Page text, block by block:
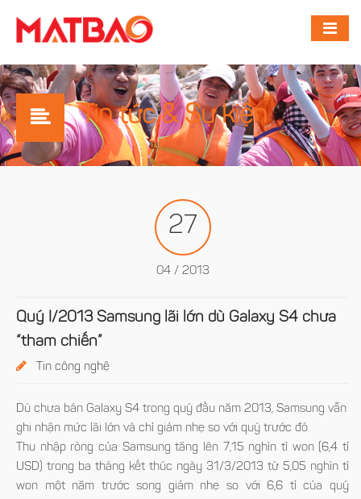
Tin tức & Sự kiện
27
04 / 2013
Quý I/2013 Samsung lãi lớn dù Galaxy S4 chưa
“tham chiến”
Tin công nghệ
Dù chưa bán Galaxy S4 trong quý đầu năm 2013, Samsung vẫn
ghi nhận mức lãi lớn và chỉ giảm nhẹ so với quý trước đó.
Thu nhập ròng của Samsung tăng lên 7,15 nghìn tỉ won (6,4 tỉ
USD) trong ba tháng kết thúc ngày 31/3/2013 từ 5,05 nghìn tỉ
won một năm trước song giảm nhẹ so với 6,6 tỉ của quý